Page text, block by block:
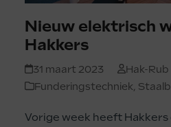
Nieuw elektrisch
Hakkers
31 maart 2023
Hak-Rub
Funderingstechniek
Vorige week heeft